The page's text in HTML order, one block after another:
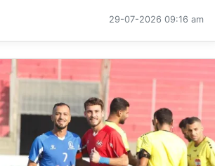
29-07-2026 09:16 am